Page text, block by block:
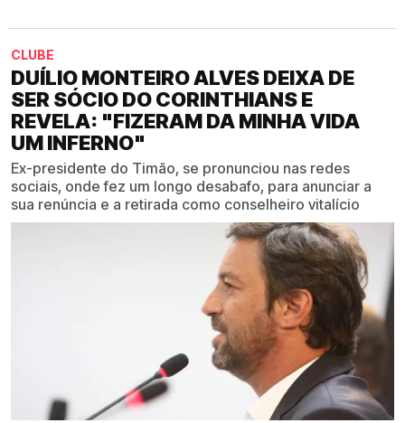
CLUBE
DUÍLIO MONTEIRO ALVES DEIXA DE
SER SÓCIO DO CORINTHIANS E
REVELA: "FIZERAM DA MINHA VIDA
UM INFERNO"
Ex-presidente do Timão, se pronunciou nas redes
sociais, onde fez um longo desabafo, para anunciar a
sua renúncia e a retirada como conselheiro vitalício